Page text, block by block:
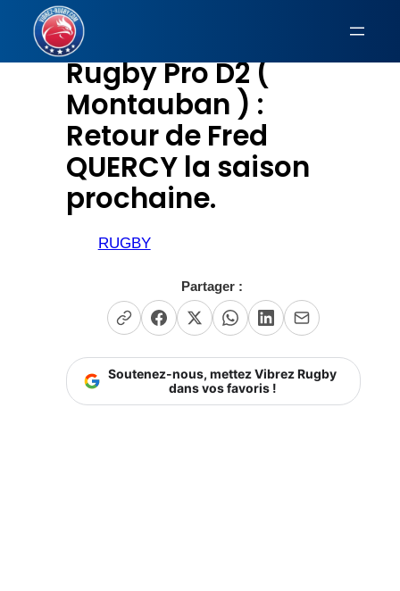
Aller
contenu Rugby Pro D2 (
Montauban ) :
Retour de Fred
QUERCY la saison
prochaine.
RUGBY
Partager :
Soutenez-nous, mettez Vibrez Rugby
dans vos favoris !